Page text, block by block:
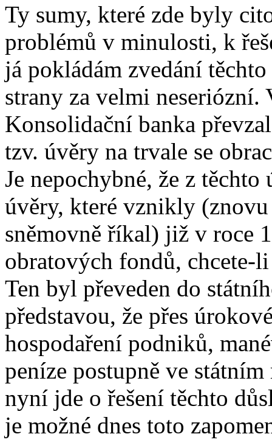
Ty sumy, které zde byly
problémů v minulosti, k
já pokládám zvedání
strany za velmi neseriózní.
Konsolidační banka
tzv. úvěry na trvale se
Je nepochybné, že z
úvěry, které vznikly
sněmovně říkal) již v roce
obratových fondů,
Ten byl převeden do
představou, že přes
hospodaření podniků,
peníze postupně ve
nyní jde o řešení těchto
je možné dnes toto